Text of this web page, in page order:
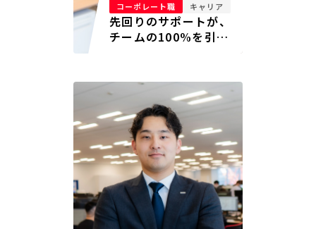
コーポレート職 キャリア
先回りのサポートが、
チームの100%を引き